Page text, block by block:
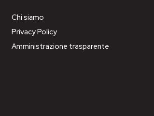
Chi siamo
Privacy Policy
Amministrazione trasparente